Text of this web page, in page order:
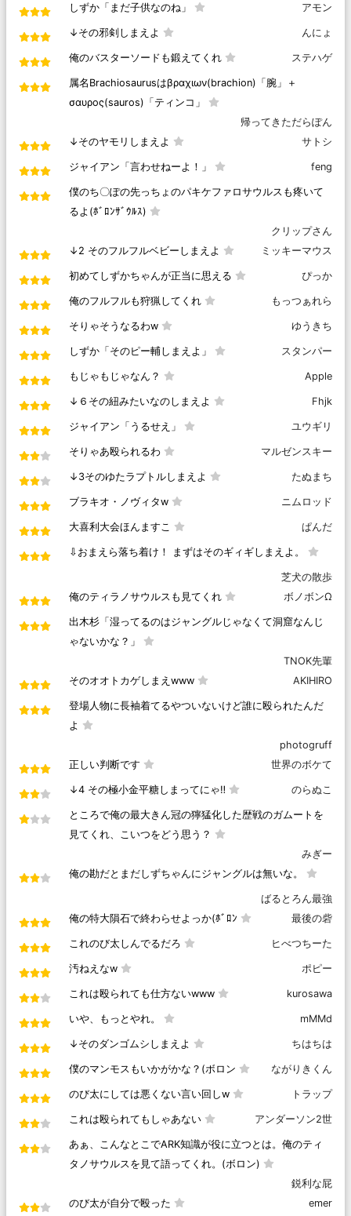
しずか「まだ子供なのね」 アモン
↓その邪剣しまえよ んにょ
俺のバスターソードも鍛えてくれ ステハゲ
属名Brachiosaurusはβραχιων(brachion)「腕」＋
σαυρος(sauros)「ティンコ」
帰ってきただらぽん
↓そのヤモリしまえよ
サトシ
ジャイアン「言わせねーよ！」 feng
僕のち〇ぽの先っちょのパキケファロサウルスも疼いて
るよ(ﾎﾞﾛﾝｻﾞｳﾙｽ)
クリップさん
↓2 そのフルフルベビーしまえよ
ミッキーマウス
初めてしずかちゃんが正当に思える ぴっか
俺のフルフルも狩猟してくれ もっつぁれら
そりゃそうなるわw ゆうきち
しずか「そのピー輔しまえよ」 スタンパー
もじゃもじゃなん？ Apple
↓６その紐みたいなのしまえよ Fhjk
ジャイアン「うるせえ」 ユウギリ
そりゃあ殴られるわ マルゼンスキー
↓3そのゆたラプトルしまえよ たぬまち
ブラキオ・ノヴィタw ニムロッド
大喜利大会ほんますこ ぱんだ
⇩おまえら落ち着け！ まずはそのギィギしまえよ。
芝犬の散歩
俺のティラノサウルスも見てくれ
ボノボンΩ
出木杉「湿ってるのはジャングルじゃなくて洞窟なんじ
ゃないかな？」
TNOK先輩
そのオオトカゲしまえwww
AKIHIRO
登場人物に長袖着てるやついないけど誰に殴られたんだ
よ
photogruff
正しい判断です
世界のボケて
↓4 その極小金平糖しまってにゃ‼︎ のらぬこ
ところで俺の最大きん冠の獰猛化した歴戦のガムートを
見てくれ、こいつをどう思う？
みぎー
俺の勘だとまだしずちゃんにジャングルは無いな。
ばるとろん最強
俺の特大隕石で終わらせよっか(ﾎﾞﾛﾝ
最後の砦
これのび太しんでるだろ ヒべつちーた
汚ねえなw ポピー
これは殴られても仕方ないwww kurosawa
いや、もっとやれ。 mMMd
↓そのダンゴムシしまえよ ちはちは
僕のマンモスもいかがかな？(ボロン ながりきくん
のび太にしては悪くない言い回しw トラップ
これは殴られてもしゃあない アンダーソン2世
あぁ、こんなとこでARK知識が役に立つとは。俺のティ
タノサウルスを見て語ってくれ。(ボロン)
鋭利な屁
のび太が自分で殴った
emer